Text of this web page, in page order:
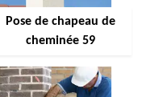
Pose de chapeau de
cheminée 59